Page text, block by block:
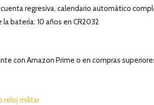
regresiva, calendario automático
la batería: 10 años en CR2032
con Amazon Prime o en compras
reloj militar